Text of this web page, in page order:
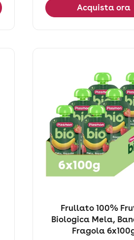
Acquista ora
Frullato 100%
Biologica Mela,
Fragola